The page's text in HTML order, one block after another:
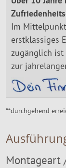
Im
erstklassiges
zugänglich
zur
**durchgehend
Montageart